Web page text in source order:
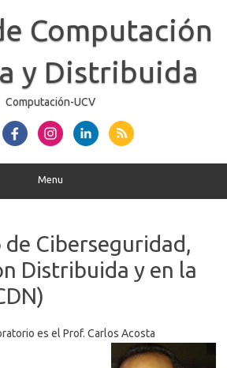
Computación
y Distribuida
Computación-UCV
Menu
Ciberseguridad,
Distribuida y en la
es el Prof. Carlos Acosta